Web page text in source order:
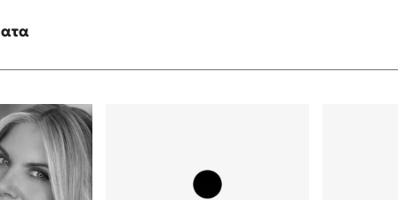
είναι «το πρόβλημα»
Συγχαρητήρια, Πέθανες!